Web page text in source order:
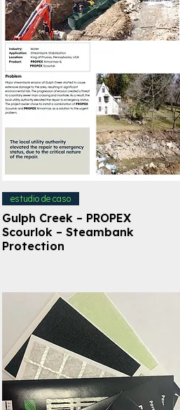
estudio de caso
Gulph Creek – PROPEX
Scourlok – Steambank
Protection